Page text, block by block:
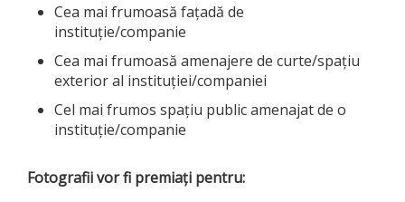
Cea mai frumoasă fațadă de
instituție/companie
Cea mai frumoasă amenajere de curte/spațiu
exterior al instituției/companiei
Cel mai frumos spațiu public amenajat de o
instituție/companie
Fotografii vor fi premiați pentru: